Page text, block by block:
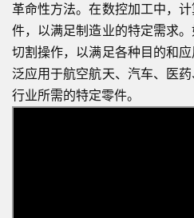
革命性方法。在数控加工中，
件，以满足制造业的特定需求
切割操作，以满足各种目的和
泛应用于航空航天、汽车、医
行业所需的特定零件。